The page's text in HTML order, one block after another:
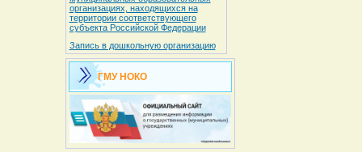
организациях, находящихся на
территории соответствующего
субъекта Российской Федерации
Запись в дошкольную организацию
ГМУ НОКО